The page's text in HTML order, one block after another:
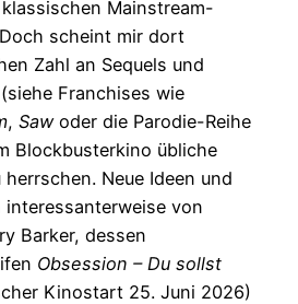
Mainstream-
scheint mir dort
Zahl an Sequels und
Franchises wie
, Sawoder die Parodie-Reihe
Blockbusterkino übliche
Neue Ideen und
interessanterweise von
Barker, dessen
Obsession – Du sollst
Kinostart 25. Juni 2026)